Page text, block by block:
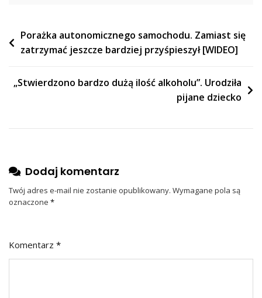
Nawigacja
wpisu
Porażka autonomicznego samochodu. Zamiast się
zatrzymać jeszcze bardziej przyśpieszył [WIDEO]
„Stwierdzono bardzo dużą ilość alkoholu”. Urodziła
pijane dziecko
Dodaj komentarz
Twój adres e-mail nie zostanie opublikowany. Wymagane pola są
oznaczone *
Komentarz *